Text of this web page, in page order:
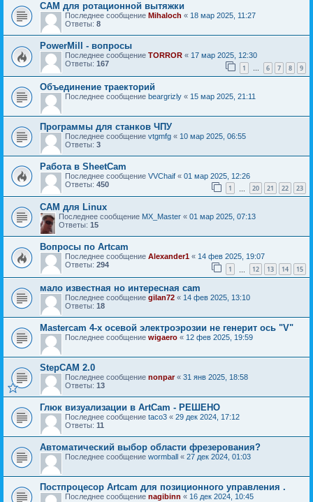
CAM для ротационной вытяжки
Последнее сообщение Mihaloch « 18 мар 2025, 11:27
Ответы: 8
PowerMill - вопросы
Последнее сообщение TORROR « 17 мар 2025, 12:30
Ответы: 167 1 … 6 7 8 9
Объединение траекторий
Последнее сообщение beargrizly « 15 мар 2025, 21:11
Программы для станков ЧПУ
Последнее сообщение vtgmfg « 10 мар 2025, 06:55
Ответы: 3
Работа в SheetCam
Последнее сообщение VVChaif « 01 мар 2025, 12:26
Ответы: 450 1 20 21 22 23
CAM для Linux
Последнее сообщение MX_Master « 01 мар 2025, 07:13
Ответы: 15
Вопросы по Artcam
Последнее сообщение Alexander1 « 14 фев 2025, 19:07
Ответы: 294 1 12 13 14 15
мало известная но интересная cam
Последнее сообщение gilan72 « 14 фев 2025, 13:10
Ответы: 18
Mastercam 4-х осевой электроэрозии не генерит ось "V"
Последнее сообщение wigaero « 12 фев 2025, 19:59
StepCAM 2.0
Последнее сообщение nonpar« 31 янв 2025, 18:58
Ответы: 13
Глюк визуализации в ArtCam - РЕШЕНО
Последнее сообщение taco3 « 29 дек 2024, 17:12
Ответы: 11
Автоматический выбор области фрезерования?
Последнее сообщение wormball « 27 дек 2024, 01:03
Постпроцесор Artcam для позиционного управления .
Последнее сообщение nagibinn « 16 дек 2024, 10:45